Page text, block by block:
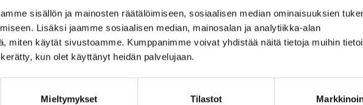
sisällön ja mainosten räätälöimiseen, sosiaalisen median ominaisuuksien
Lisäksi jaamme sosiaalisen median, mainosalan ja analytiikka-alan
miten käytät sivustoamme. Kumppanimme voivat yhdistää näitä tietoja muihin
kun olet käyttänyt heidän palvelujaan.
Mieltymykset Tilastot
Puuvilla varmisti 68
miljoonan euron vihreän
rahoituksen